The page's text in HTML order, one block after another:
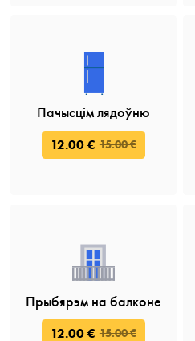
Пачысцім лядоўню
12.00 € 15.00 €
Прыбярэм на балконе
12.00 € 15.00 €